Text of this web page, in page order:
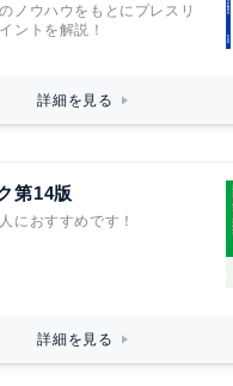
ノウハウをもとにプレスリ
ントを解説！
詳細を見る
第14版
におすすめです！
詳細を見る